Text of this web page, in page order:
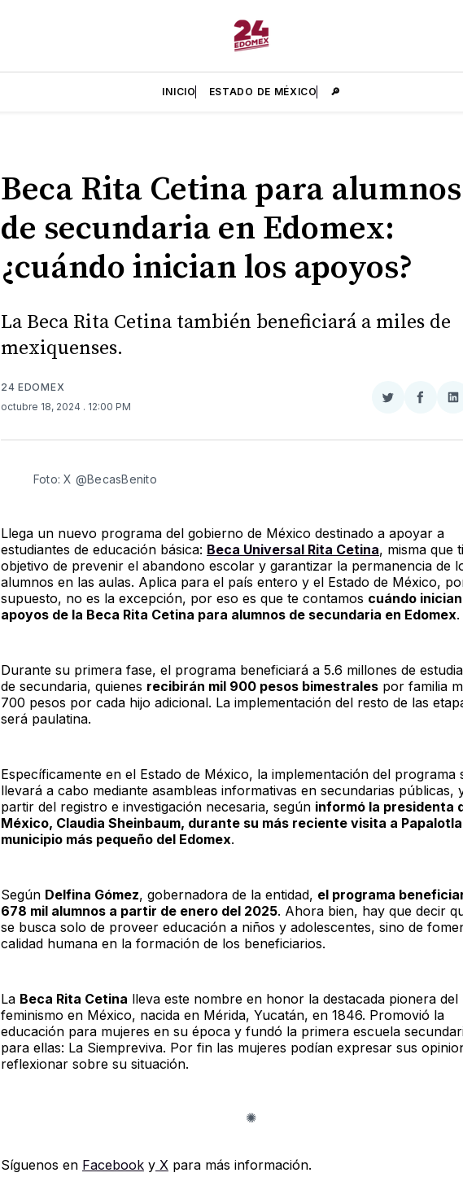
INICIO ESTADO DE MÉXICO 🔎
Beca Rita Cetina para alumnos
de secundaria en Edomex:
¿cuándo inician los apoyos?
La Beca Rita Cetina también beneficiará a miles de
mexiquenses.
24 EDOMEX
octubre 18, 2024 . 12:00 PM
Compartir
Twitter
Foto: X @BecasBenito
Llega un nuevo programa del gobierno de México destinado a apoyar a
estudiantes de educación básica: Beca Universal Rita Cetina, misma que
objetivo de prevenir el abandono escolar y garantizar la permanencia de
alumnos en las aulas. Aplica para el país entero y el Estado de México,
supuesto, no es la excepción, por eso es que te contamos cuándo
apoyos de la Beca Rita Cetina para alumnos de secundaria en Edomex.
Durante su primera fase, el programa beneficiará a 5.6 millones de
de secundaria, quienes recibirán mil 900 pesos bimestralespor familia
700 pesos por cada hijo adicional. La implementación del resto de las
será paulatina.
Específicamente en el Estado de México, la implementación del programa
llevará a cabo mediante asambleas informativas en secundarias públicas,
partir del registro e investigación necesaria, según informó la presidenta
México, Claudia Sheinbaum, durante su más reciente visita a
municipio más pequeño del Edomex.
Según Delfina Gómez, gobernadora de la entidad, el programa
678 mil alumnos a partir de enero del 2025. Ahora bien, hay que decir
se busca solo de proveer educación a niños y adolescentes, sino de
calidad humana en la formación de los beneficiarios.
La Beca Rita Cetina lleva este nombre en honor la destacada pionera del
feminismo en México, nacida en Mérida, Yucatán, en 1846. Promovió la
educación para mujeres en su época y fundó la primera escuela
para ellas: La Siempreviva. Por fin las mujeres podían expresar sus
reflexionar sobre su situación.
Síguenos en FacebookyX para más información.